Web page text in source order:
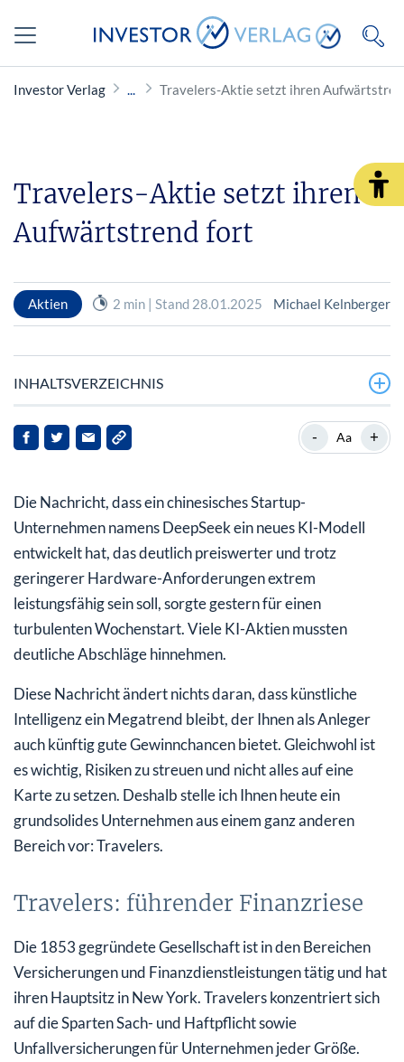
Investor Verlag Travelers-Aktie setzt ihren
Travelers-Aktie setzt ihren
Aufwärtstrend fort
Aktien 2 min | Stand 28.01.2025 Michael Kelnberger
INHALTSVERZEICHNIS
Travelers: führender Finanzriese
200-Tage-Linie bestätigt
- Aa +
Die Nachricht, dass ein chinesisches Startup-
Unternehmen namens DeepSeek ein neues KI-Modell
entwickelt hat, das deutlich preiswerter und trotz
geringerer Hardware-Anforderungen extrem
leistungsfähig sein soll, sorgte gestern für einen
turbulenten Wochenstart. Viele KI-Aktien mussten
deutliche Abschläge hinnehmen.
Diese Nachricht ändert nichts daran, dass künstliche
Intelligenz ein Megatrend bleibt, der Ihnen als Anleger
auch künftig gute Gewinnchancen bietet. Gleichwohl ist
es wichtig, Risiken zu streuen und nicht alles auf eine
Karte zu setzen. Deshalb stelle ich Ihnen heute ein
grundsolides Unternehmen aus einem ganz anderen
Bereich vor: Travelers.
Travelers: führender Finanzriese
Die 1853 gegründete Gesellschaft ist in den Bereichen
Versicherungen und Finanzdienstleistungen tätig und hat
ihren Hauptsitz in New York. Travelers konzentriert sich
auf die Sparten Sach- und Haftpflicht sowie
Unfallversicherungen für Unternehmen jeder Größe.